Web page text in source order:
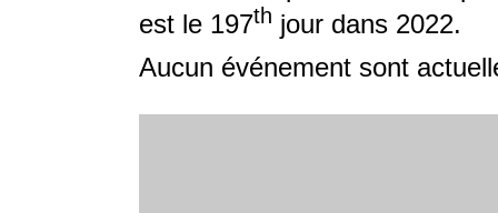
est le 197th jour dans 2022.
Aucun événement sont